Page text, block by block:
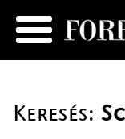
Keresés: